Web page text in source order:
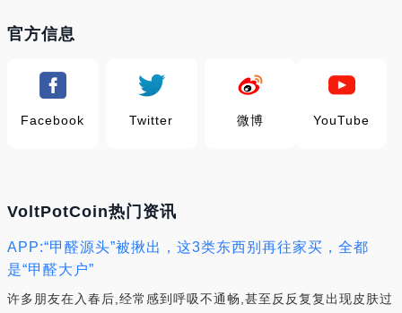
官方信息
Facebook Twitter 微博 YouTube
VoltPotCoin热门资讯
APP:“甲醛源头”被揪出，这3类东西别再往家买，全都
是“甲醛大户”
许多朋友在入春后,经常感到呼吸不通畅,甚至反反复复出现皮肤过